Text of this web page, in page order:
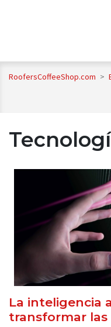
RoofersCoffeeShop.com >
La inteligencia
transformar